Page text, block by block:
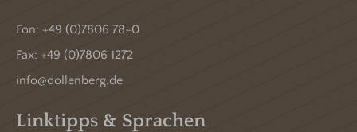
Fon: +49 (0)7806 78-0
Fax: +49 (0)7806 1272
info@dollenberg.de
Linktipps & Sprachen